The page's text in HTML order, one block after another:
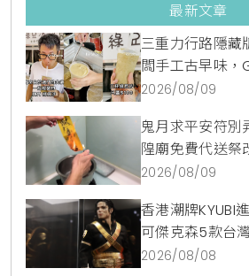
最新文章
三重力行路隱藏
闆手工古早味，
銅板美食
2026/08/09
鬼月求平安符別
隍廟免費代送祭
符令與平安符貼
2026/08/09
香港潮牌KYUBI
可傑克森5款台
震撼登場
2026/08/08